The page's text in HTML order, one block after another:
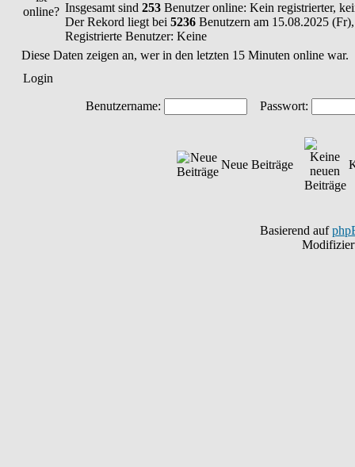
Insgesamt sind 253 Benutzer online: Kein registrierter,
Der Rekord liegt bei 5236 Benutzern am 15.08.2025
Registrierte Benutzer: Keine
Diese Daten zeigen an, wer in den letzten 15 Minuten online war.
Login
Benutzername: Passwort:
Neue Beiträge
Basierend auf